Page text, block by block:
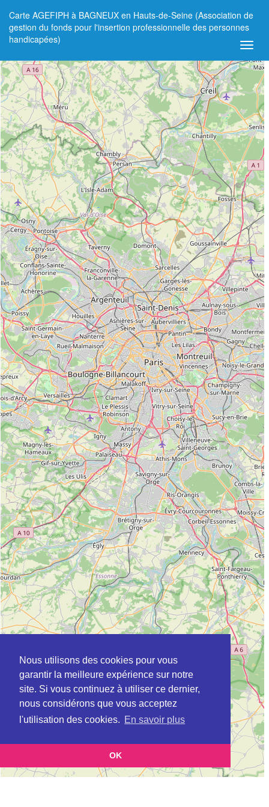
Nous utilisons des cookies pour vous
garantir la meilleure expérience sur notre
site. Si vous continuez à utiliser ce dernier,
nous considérons que vous acceptez
l'utilisation des cookies. En savoir plus
OK
Carte AGEFIPH à BAGNEUX en Hauts-de-Seine (Association de
gestion du fonds pour l'insertion professionnelle des personnes
handicapées)
+
−